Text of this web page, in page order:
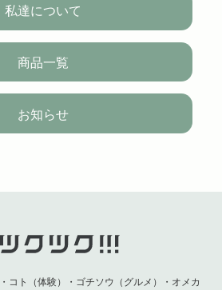
私達について
商品一覧
お知らせ
コト（体験）・ゴチソウ（グルメ）・オメカ